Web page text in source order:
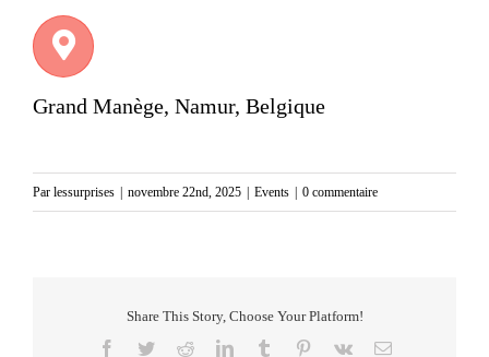
Grand Manège, Namur, Belgique
Par lessurprises | novembre 22nd, 2025 | Events | 0 commentaire
Share This Story, Choose Your Platform!
Facebook
TwitterRedditLinkedInTumblr Pinterest
Vk Email